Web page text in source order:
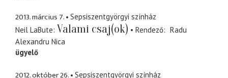
2013. március 7.
Sepsiszentgyörgyi színház
Neil LaBute Valami csaj(ok) Rendező
Radu
Alexandru Nica
ügyelő
2012. október 26. Sepsiszentgyörgyi színház